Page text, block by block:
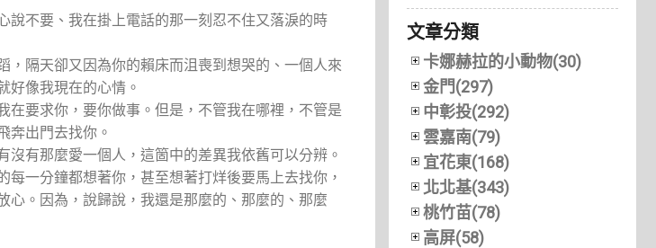
說不要、我在掛上電話的那一刻忍不住又落淚的時
隔天卻又因為你的賴床而沮喪到想哭的、一個人來
好像我現在的心情。
要求你，要你做事。但是，不管我在哪裡，不管是
奔出門去找你。
有那麼愛一個人，這箇中的差異我依舊可以分辨。
一分鐘都想著你，甚至想著打烊後要馬上去找你，
。因為，說歸說，我還是那麼的、那麼的、那麼
文章分類
卡娜赫拉的小動物(30)
金門(297)
中彰投(292)
雲嘉南(79)
宜花東(168)
北北基(343)
桃竹苗(78)
高屏(58)